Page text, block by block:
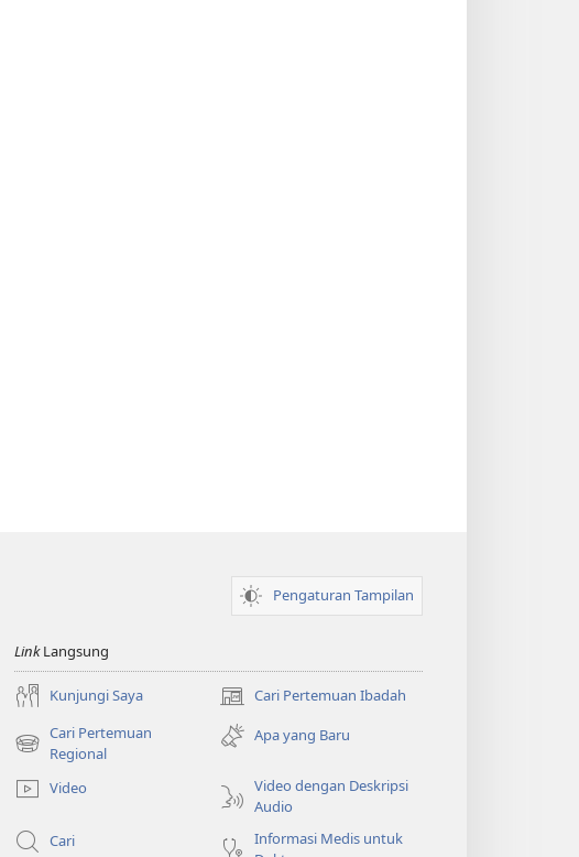
Pengaturan Tampilan
LinkLangsung
Kunjungi Saya Cari Pertemuan Ibadah
(terbuka
di
window
Cari Pertemuan
Regional
(terbuka
window
Apa yang Baru
Video
Video dengan Deskripsi
Audio
Cari
Informasi Medis untuk